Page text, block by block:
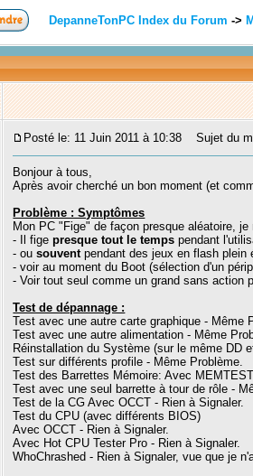
DepanneTonPC Index du Forum ->
Posté le: 11 Juin 2011 à 10:38 Sujet du
Bonjour à tous,
Après avoir cherché un bon moment (et
Problème : Symptômes
Mon PC "Fige" de façon presque aléatoire, je
- Il figepresque tout le temps pendant
- ousouventpendant des jeux en flash plein
- voir au moment du Boot (sélection d'un
- Voir tout seul comme un grand sans action
Test de dépannage :
Test avec une autre carte graphique - Même
Test avec une autre alimentation - Même
Réinstallation du Système (sur le même DD
Test sur différents profile - Même Problème.
Test des Barrettes Mémoire: Avec
Test avec une seul barrette à tour de rôle -
Test de la CG Avec OCCT - Rien à Signaler.
Test du CPU (avec différents BIOS)
Avec OCCT - Rien à Signaler.
Avec Hot CPU Tester Pro - Rien à Signaler.
WhoChrashed - Rien à Signaler, vue que je